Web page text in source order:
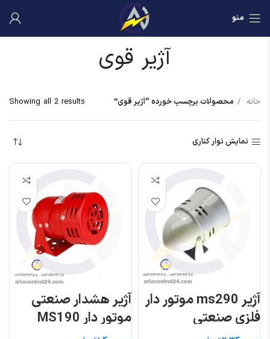
منو
آژیر قوی
خانه محصولات برچسب خورده “آژیر قوی” Showing all 2 results
نمایش نوار کناری
آژیر ms290 موتور دار
فلزی صنعتی
آژیر هشدار صنعتی
موتور دار MS190